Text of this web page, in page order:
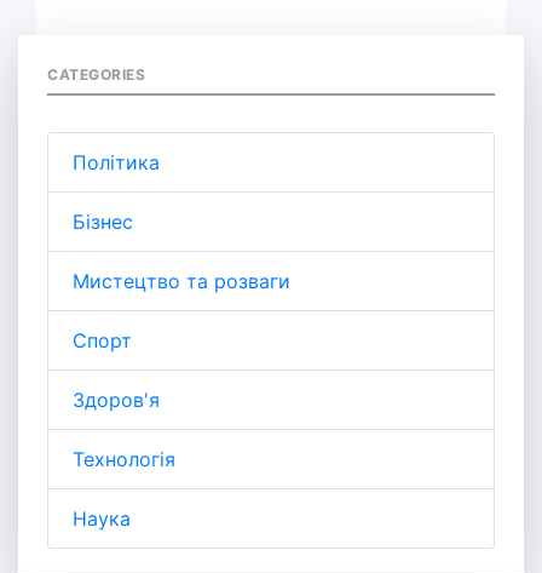
CATEGORIES
Політика
Бізнес
Мистецтво та розваги
Спорт
Здоров'я
Технологія
Наука